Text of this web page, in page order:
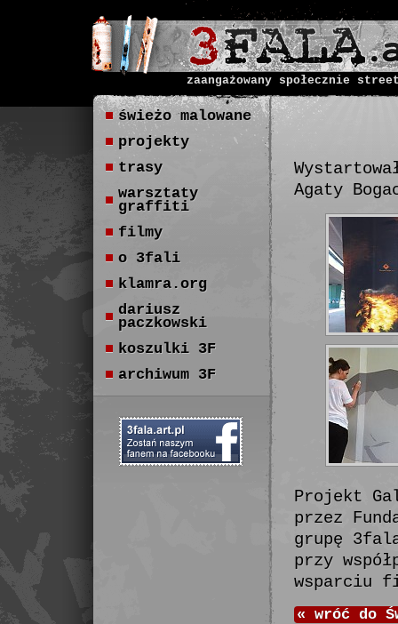
zaangażowany społecznie
Agaty
Projekt
przez
grupę
przy
wsparciu
« wróć do
świeżo malowane
projekty
trasy
warsztaty
graffiti
filmy
o 3fali
klamra.org
dariusz
paczkowski
koszulki 3F
archiwum 3F